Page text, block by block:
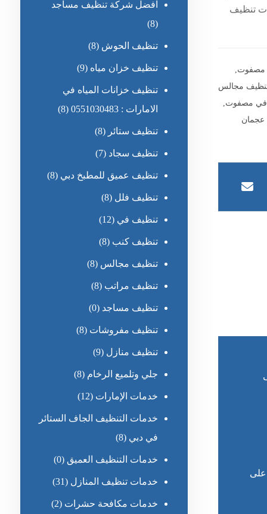
تنظيف
مصفوت
مجالس
في مصفوت
على
افضل شركة تنظيف مساجد
(8)
تنظيف الحوش (8)
تنظيف خزان مياه (9)
تنظيف خزانات المياه في
الامارات : 0551030483
(8)
تنظيف ستائر (8)
تنظيف سجاد (7)
تنظيف عميق للمطبخ دبي (8)
تنظيف فلل (8)
تنظيف في (12)
تنظيف كنب (8)
تنظيف مجالس (8)
تنظيف مراتب (8)
تنظيف مساجد (0)
تنظيف مفروشات (8)
تنظيف منازل (9)
جلي وتلميع الرخام (8)
خدمات الإمارات (12)
خدمات التنظيف الجاف الستائر
في دبي (8)
خدمات التنظيف العميق (0)
خدمات تنظيف المنازل (31)
خدمات مكافحة حشرات (2)